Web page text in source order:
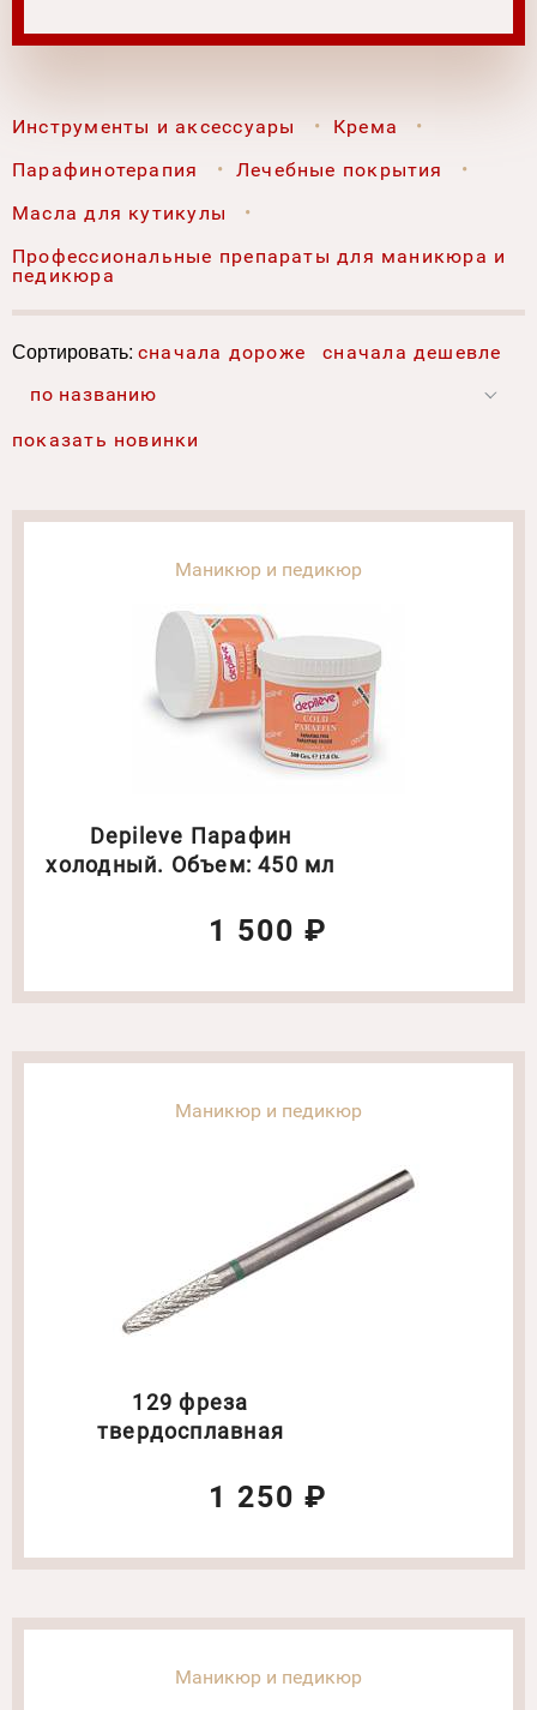
Инструменты и аксессуары
Крема
Парафинотерапия
Лечебные покрытия
Масла для кутикулы
Профессиональные препараты для маникюра и
педикюра
Сортировать: сначала дороже
сначала дешевле
по названию
показать новинки
Маникюр и педикюр
Depilеve Парафин
холодный. Объем: 450 мл
1 500 ₽
Маникюр и педикюр
129 фреза
твердосплавная
1 250 ₽
Маникюр и педикюр